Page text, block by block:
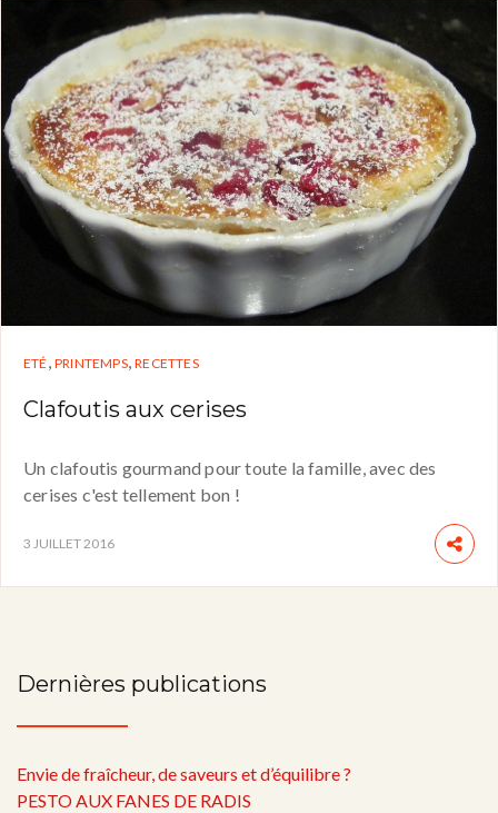
ETÉ ,PRINTEMPS,RECETTES
Clafoutis aux cerises
Un clafoutis gourmand pour toute la famille, avec des
cerises c'est tellement bon !
3 JUILLET 2016
Dernières publications
Envie de fraîcheur, de saveurs et d’équilibre ?
PESTO AUX FANES DE RADIS